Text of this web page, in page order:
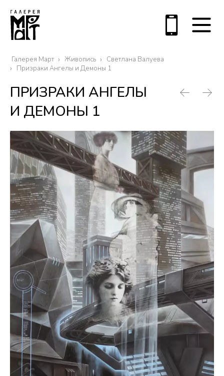
Галерея Март Живопись
Светлана Валуева
Призраки Ангелы и Демоны 1
ПРИЗРАКИ АНГЕЛЫ
И ДЕМОНЫ 1